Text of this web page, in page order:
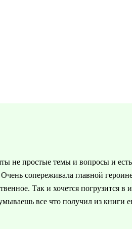
не простые темы и вопросы и
сопереживала главной
Так и хочется погрузится в
все что получил из книги